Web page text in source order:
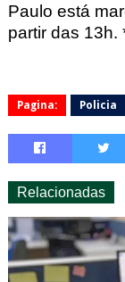
Paulo está
partir das 13h.
Pagina: Policia
Relacionadas